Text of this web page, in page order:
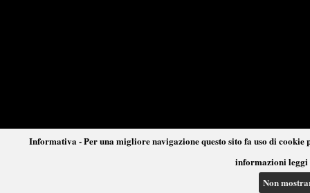
Informativa - Per una migliore navigazione questo sito fa uso di
informazioni leggi
Non